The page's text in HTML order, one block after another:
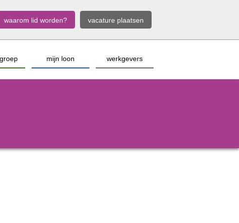
vacature plaatsen
waarom lid worden?
werkgevers
mijn loon